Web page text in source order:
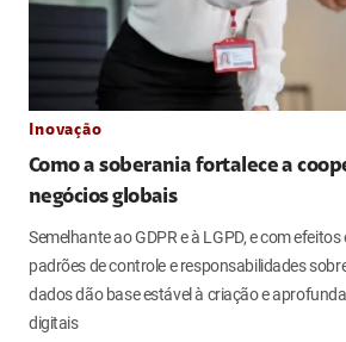
Inovação
Como a soberania fortalece a
negócios globais
Semelhante ao GDPR e à LGPD, e com
padrões de controle e responsabilidades
dados dão base estável à criação e
digitais